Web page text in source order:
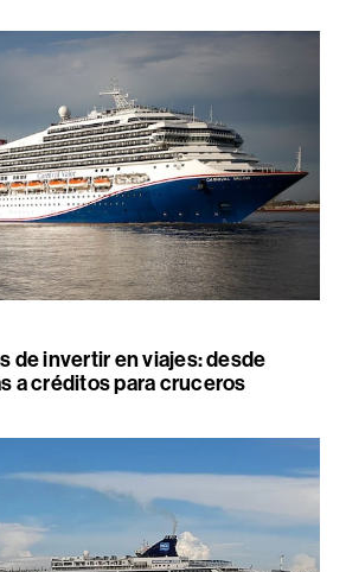
de invertir en viajes: desde
a créditos para cruceros